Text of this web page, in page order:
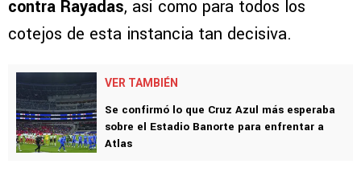
contra Rayadas, así como para todos los
cotejos de esta instancia tan decisiva.
VER TAMBIÉN
Se confirmó lo que Cruz Azul más esperaba
sobre el Estadio Banorte para enfrentar a
Atlas